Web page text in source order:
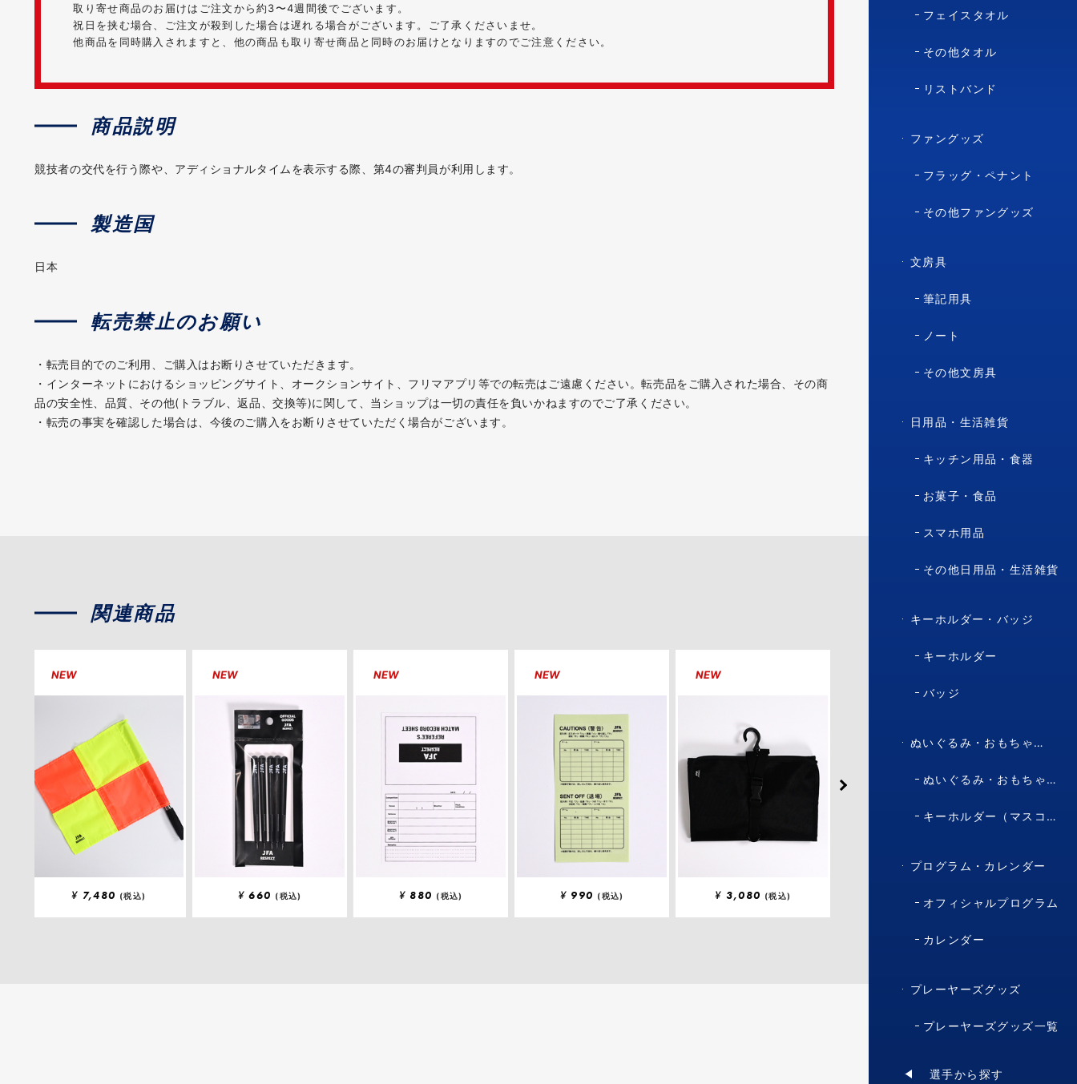
取り寄せ商品のお届けはご注文から約3〜4週間後でございます。
祝日を挟む場合、ご注文が殺到した場合は遅れる場合がございます。ご了承くださいませ。
他商品を同時購入されますと、他の商品も取り寄せ商品と同時のお届けとなりますのでご注意ください。
商品説明
競技者の交代を行う際や、アディショナルタイムを表示する際、第4の審判員が利用します。
製造国
日本
転売禁止のお願い
・転売目的でのご利用、ご購入はお断りさせていただきます。
・インターネットにおけるショッピングサイト、オークションサイト、フリマアプリ等での転売はご遠慮ください。転売品をご購入された場合、その商
品の安全性、品質、その他(トラブル、返品、交換等)に関して、当ショップは一切の責任を負いかねますのでご了承ください。
・転売の事実を確認した場合は、今後のご購入をお断りさせていただく場合がございます。
関連商品
NEW
¥ 7,480 (税込)
NEW
¥ 660 (税込)
NEW
¥ 880 (税込)
NEW
¥ 990 (税込)
NEW
¥ 3,080 (税込)
フェイスタオル
その他タオル
リストバンド
ファングッズ
フラッグ・ペナント
その他ファングッズ
文房具
筆記用具
ノート
その他文房具
日用品・生活雑貨
キッチン用品・食器
お菓子・食品
スマホ用品
その他日用品・生活雑貨
キーホルダー・バッジ
キーホルダー
バッジ
ぬいぐるみ・おもちゃ・マスコット・キャラクター
ぬいぐるみ・おもちゃ（マスコット・キャラクター）
キーホルダー（マスコット・キャラクター）
プログラム・カレンダー
オフィシャルプログラム
カレンダー
プレーヤーズグッズ
プレーヤーズグッズ一覧
選手から探す